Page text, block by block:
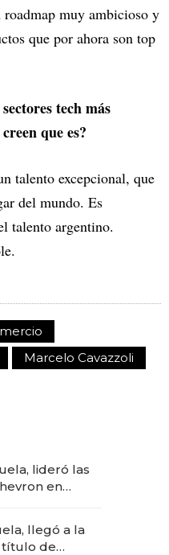
muy ambicioso y
que por ahora son top
tech más
que es?
talento excepcional, que
del mundo. Es
talento argentino.
Marcelo Cavazzoli
lideró las
en
llegó a la
título de